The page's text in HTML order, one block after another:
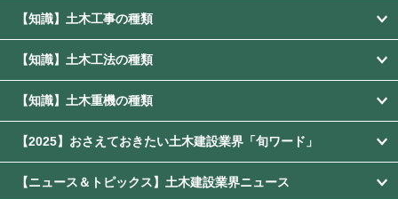
【知識】土木工事の種類
【知識】土木工法の種類
【知識】土木重機の種類
【2025】おさえておきたい土木建設業界「旬ワード」
【ニュース＆トピックス】土木建設業界ニュース